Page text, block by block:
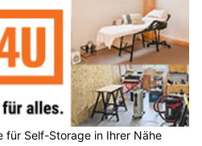
für Self-Storage in Ihrer Nähe